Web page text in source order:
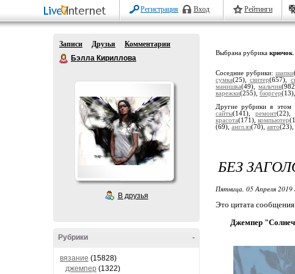
Регистрация Вход Рейтинги
Записи Друзья
Комментарии
Бэлла Кириллова
В друзья
-
Рубрики
вязание (15828)
джемпер (1322)
Выбрана рубрика крючок
Соседние рубрики: шапки
сумка(25),свитер(657),
манишка(49), мальчик
варежки(255), бюргер(13),
Другие рубрики в этом
сайты(141), ремонт(22),
красота(171),компьютер
(69), англ.яз(70), авто(23),
БЕЗ
Пятница, 05 Апреля 2019
Это цитата сообщения
Джемпер